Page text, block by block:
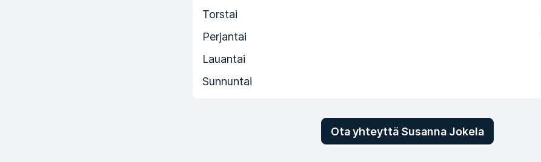
Torstai
Perjantai
Lauantai
Sunnuntai
Ota yhteyttä Susanna Jokela